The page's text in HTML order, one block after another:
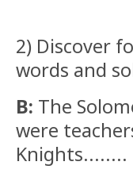
2) Discover
words and
B: The
were
Knights........